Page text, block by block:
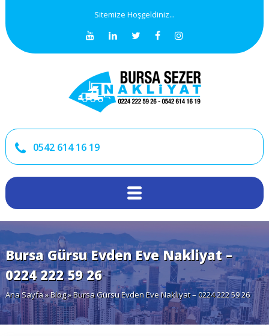
Sitemize Hoşgeldiniz...
0542 614 16 19
Bursa Gürsu Evden Eve Nakliyat –
0224 222 59 26
Ana Sayfa»Blog» Bursa Gürsu Evden Eve Nakliyat – 0224 222 59 26